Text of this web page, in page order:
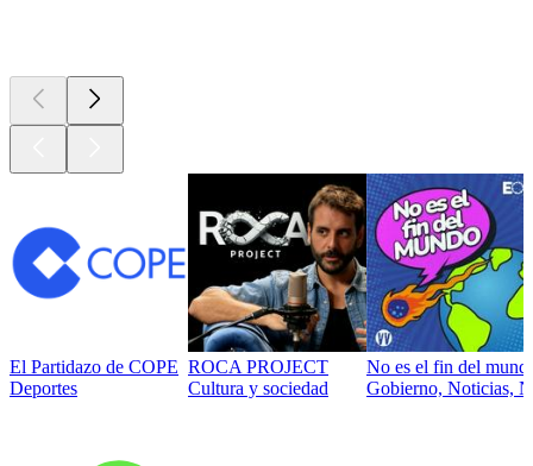
El Partidazo de COPE
Deportes
ROCA PROJECT
Cultura y sociedad
No es el fin del
Gobierno, Noticias,